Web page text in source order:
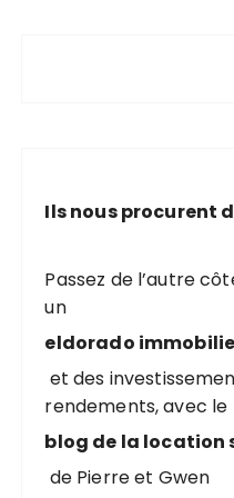
Ils nous procurent
Passez de l’autre
un
eldorado
et des
rendements, avec le
blog de la location
de Pierre et Gwen